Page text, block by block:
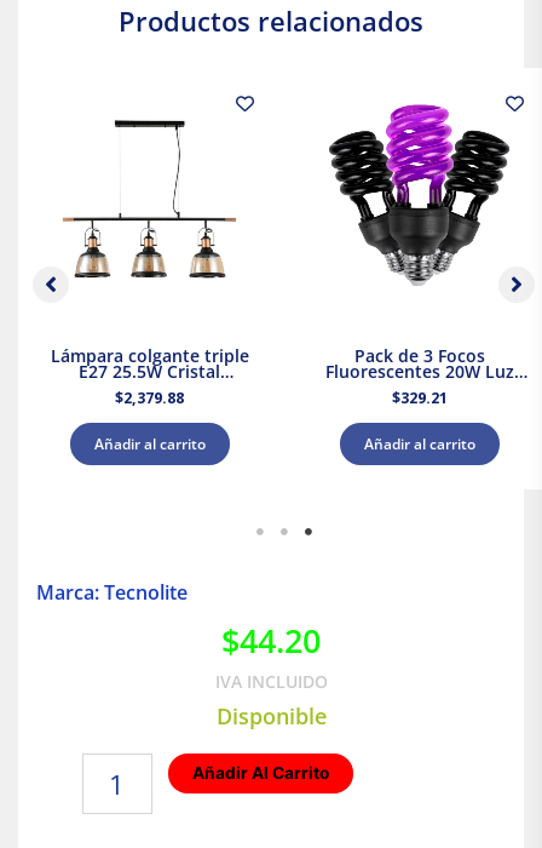
Productos relacionados
Lámpara colgante triple
E27 25.5W Cristal
Negro/Dorado Tecnolite
$2,379.88
Añadir al carrito
Pack de 3 Focos
Fluorescentes 20W Luz
Negra Base E27 Tecnolite
$329.21
Añadir al carrito
Marca: Tecnolite
$44.20
IVA INCLUIDO
Disponible
Añadir Al Carrito